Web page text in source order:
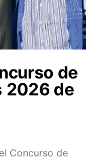
de
2026 de
Concurso de